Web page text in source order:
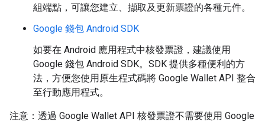
組端點，可讓您建立、擷取及更新票證的各種元件。
Google 錢包 Android SDK
如要在 Android 應用程式中核發票證，建議使用
Google 錢包 Android SDK。SDK 提供多種便利的方
法，方便您使用原生程式碼將 Google Wallet API 整合
至行動應用程式。
注意：透過 Google Wallet API 核發票證不需要使用 Google